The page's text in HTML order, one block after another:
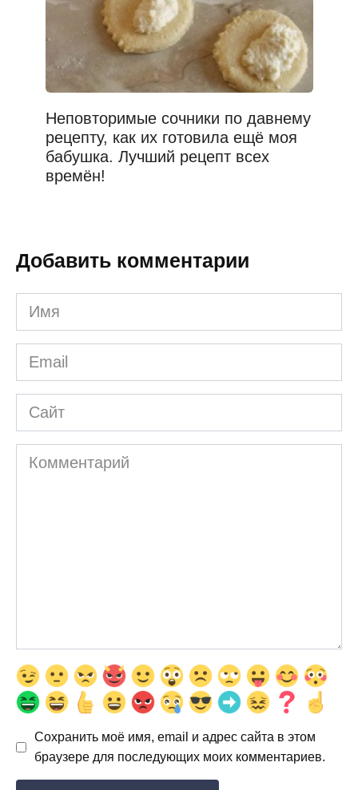
Неповторимые сочники по давнему
рецепту, как их готовила ещё моя
бабушка. Лучший рецепт всех
времён!
Добавить комментарии
Имя
*
Email
*
Сайт
Комментарий
Сохранить моё имя, email и адрес сайта в этом
браузере для последующих моих комментариев.